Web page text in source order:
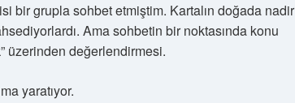
bir grupla sohbet etmiştim. Kartalın doğada nadir
Ama sohbetin bir noktasında konu
üzerinden değerlendirmesi.
yaratıyor.